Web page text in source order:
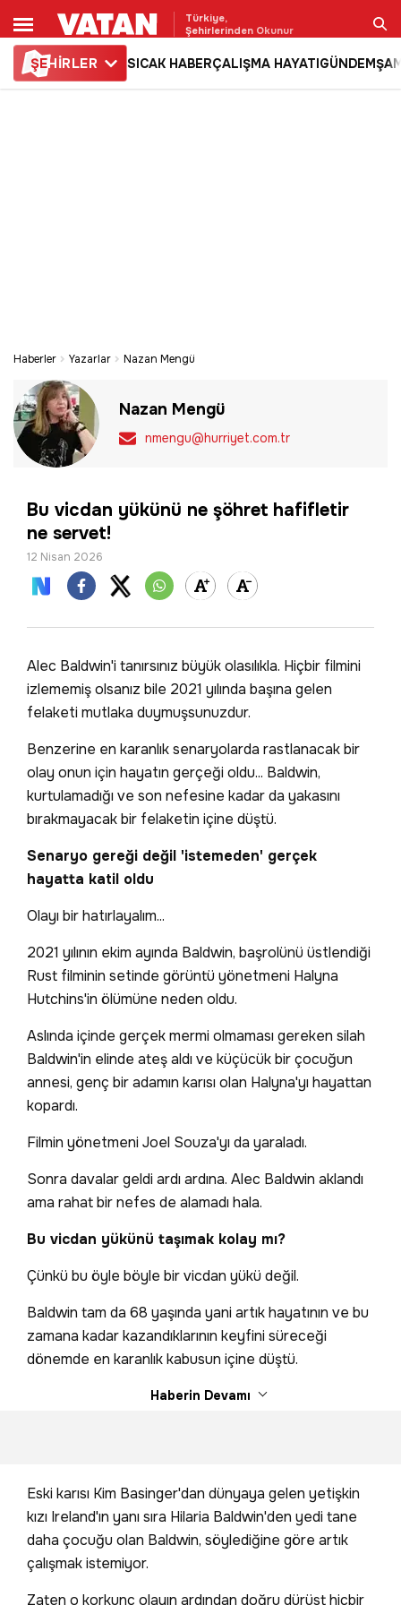
Türkiye,
Şehirlerinden Okunur
ŞEHİRLER SICAK HABERÇALIŞMA HAYATIGÜNDEM
Haberler Yazarlar Nazan Mengü
Nazan Mengü
nmengu@hurriyet.com.tr
Bu vicdan yükünü ne şöhret hafifletir
ne servet!
12 Nisan 2026
Alec Baldwin'i tanırsınız büyük olasılıkla. Hiçbir filmini
izlememiş olsanız bile 2021 yılında başına gelen
felaketi mutlaka duymuşsunuzdur.
Benzerine en karanlık senaryolarda rastlanacak bir
olay onun için hayatın gerçeği oldu... Baldwin,
kurtulamadığı ve son nefesine kadar da yakasını
bırakmayacak bir felaketin içine düştü.
Senaryo gereği değil 'istemeden' gerçek
hayatta katil oldu
Olayı bir hatırlayalım...
2021 yılının ekim ayında Baldwin, başrolünü üstlendiği
Rust filminin setinde görüntü yönetmeni Halyna
Hutchins'in ölümüne neden oldu.
Aslında içinde gerçek mermi olmaması gereken silah
Baldwin'in elinde ateş aldı ve küçücük bir çocuğun
annesi, genç bir adamın karısı olan Halyna'yı hayattan
kopardı.
Filmin yönetmeni Joel Souza'yı da yaraladı.
Sonra davalar geldi ardı ardına. Alec Baldwin aklandı
ama rahat bir nefes de alamadı hala.
Bu vicdan yükünü taşımak kolay mı?
Çünkü bu öyle böyle bir vicdan yükü değil.
Baldwin tam da 68 yaşında yani artık hayatının ve bu
zamana kadar kazandıklarının keyfini süreceği
dönemde en karanlık kabusun içine düştü.
Haberin Devamı
Eski karısı Kim Basinger'dan dünyaya gelen yetişkin
kızı Ireland'ın yanı sıra Hilaria Baldwin'den yedi tane
daha çocuğu olan Baldwin, söylediğine göre artık
çalışmak istemiyor.
Zaten o korkunç olayın ardından doğru dürüst hiçbir